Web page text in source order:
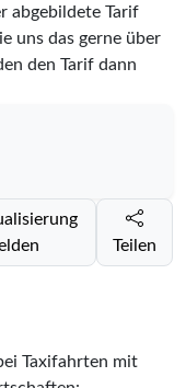
abgebildete Tarif
uns das gerne über
den Tarif dann
Teilen
Taxifahrten mit